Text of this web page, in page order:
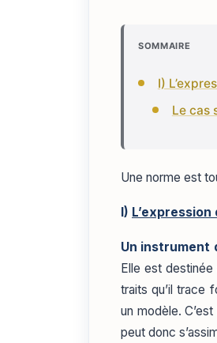
SOMMAIRE
I)
Le cas
Une norme est
I)
Un instrument
Elle est
traits qu’il trace
un modèle.
peut donc